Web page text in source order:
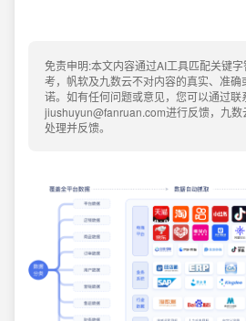
免责申明:本文内容通过AI工具匹配关键
考，帆软及九数云不对内容的真实、准
诺。如有任何问题或意见，您可以通过联
jiushuyun@fanruan.com进行反馈，九
处理并反馈。